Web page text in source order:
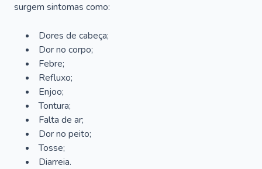
surgem sintomas como:
Dores de cabeça;
Dor no corpo;
Febre;
Refluxo;
Enjoo;
Tontura;
Falta de ar;
Dor no peito;
Tosse;
Diarreia.